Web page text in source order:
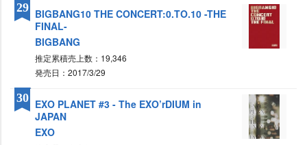
BIGBANG10 THE CONCERT:0.TO.10 -THE
FINAL-
BIGBANG
推定累積売上数：19,346
発売日：2017/3/29
29
EXO PLANET #3 - The EXO’rDIUM in
JAPAN
EXO
30